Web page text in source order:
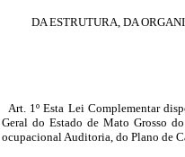
DA ESTRUTURA, DA
Art. 1º Esta Lei Complementar
Geral do Estado de Mato Grosso
ocupacional Auditoria, do Plano de